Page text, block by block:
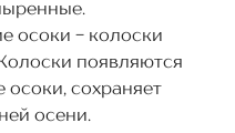
осоки - колоски
появляются
сохраняет
осени.